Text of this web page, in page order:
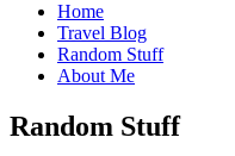
Home
Travel Blog
Random Stuff
About Me
Random Stuff